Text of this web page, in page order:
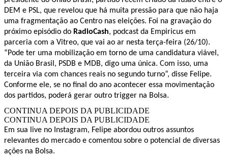
DEM e PSL, que revelou que há muita pressão para que não haja
uma fragmentação ao Centro nas eleições. Foi na gravação do
próximo episódio do RadioCash, podcast da Empiricus em
parceria com a Vitreo, que vai ao ar nesta terça-feira (26/10).
“Pode ter uma mobilização em torno de uma candidatura viável,
da União Brasil, PSDB e MDB, digo uma única. Com isso, uma
terceira via com chances reais no segundo turno”, disse Felipe.
Conforme ele, se no final do ano acontecer essa movimentação
dos partidos, poderá gerar outro trigger na Bolsa.
CONTINUA DEPOIS DA PUBLICIDADE
CONTINUA DEPOIS DA PUBLICIDADE
Em sua live no Instagram, Felipe abordou outros assuntos
relevantes do mercado e comentou sobre o potencial de diversas
ações na Bolsa.